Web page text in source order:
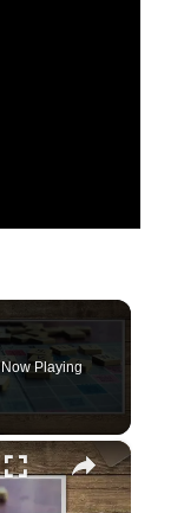
Now Playing
×